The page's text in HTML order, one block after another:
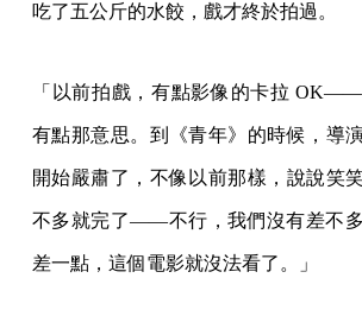
吃了五公斤的水餃，戲才終於拍過。
「以前拍戲，有點影像的卡拉 OK——
有點那意思。到《青年》的時候，導
開始嚴肅了，不像以前那樣，說說笑
不多就完了——不行，我們沒有差不
差一點，這個電影就沒法看了。」